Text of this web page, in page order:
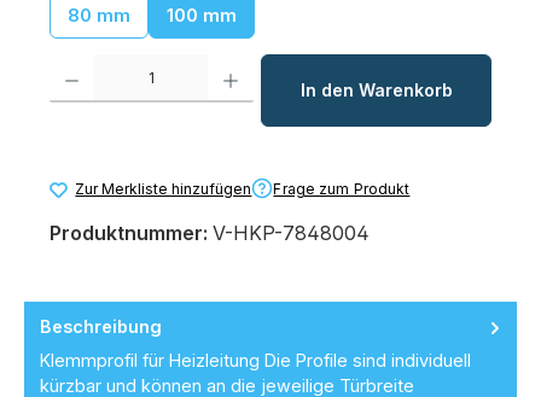
80 mm 100 mm
Produkt Anzahl: Gib den gewünschten Wert ein oder benutze die
In den Warenkorb
Zur Merkliste hinzufügen Frage zum Produkt
Produktnummer: V-HKP-7848004
Beschreibung
Klemmprofil für Heizleitung Die Profile sind individuell
kürzbar und können an die jeweilige Türbreite